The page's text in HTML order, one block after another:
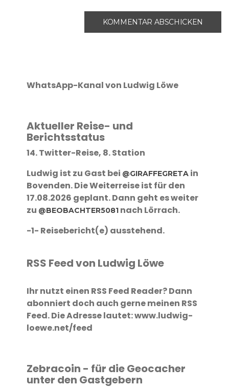
WhatsApp-Kanal von Ludwig Löwe
Aktueller Reise- und
Berichtsstatus
14. Twitter-Reise, 8. Station
Ludwig ist zu Gast bei @GIRAFFEGRETAin
Bovenden. Die Weiterreise ist für den
17.08.2026 geplant. Dann geht es weiter
zu @BEOBACHTER5081nach Lörrach.
-1- Reisebericht(e) ausstehend.
RSS Feed von Ludwig Löwe
Ihr nutzt einen RSS Feed Reader? Dann
abonniert doch auch gerne meinen RSS
Feed. Die Adresse lautet: www.ludwig-
loewe.net/feed
Zebracoin - für die Geocacher
unter den Gastgebern